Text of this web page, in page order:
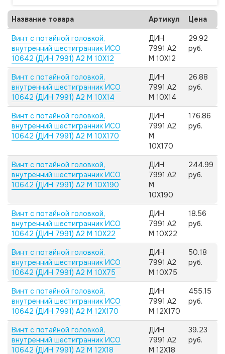
Название товара Артикул Цена
Винт с потайной головкой,
внутренний шестигранник ИСО
10642 (ДИН 7991) А2 M 10X12
ДИН
7991 А2
M 10X12
29.92
руб.
Винт с потайной головкой,
внутренний шестигранник ИСО
10642 (ДИН 7991) А2 M 10X14
ДИН
7991 А2
M 10X14
26.88
руб.
Винт с потайной головкой,
внутренний шестигранник ИСО
10642 (ДИН 7991) А2 M 10X170
ДИН
7991 А2
M
10X170
176.86
руб.
Винт с потайной головкой,
внутренний шестигранник ИСО
10642 (ДИН 7991) А2 M 10X190
ДИН
7991 А2
M
10X190
244.99
руб.
Винт с потайной головкой,
внутренний шестигранник ИСО
10642 (ДИН 7991) А2 M 10X22
ДИН
7991 А2
M 10X22
18.56
руб.
Винт с потайной головкой,
внутренний шестигранник ИСО
10642 (ДИН 7991) А2 M 10X75
ДИН
7991 А2
M 10X75
50.18
руб.
Винт с потайной головкой,
внутренний шестигранник ИСО
10642 (ДИН 7991) А2 M 12X170
ДИН
7991 А2
M 12X170
455.15
руб.
Винт с потайной головкой,
внутренний шестигранник ИСО
10642 (ДИН 7991) А2 M 12X18
ДИН
7991 А2
M 12X18
39.23
руб.